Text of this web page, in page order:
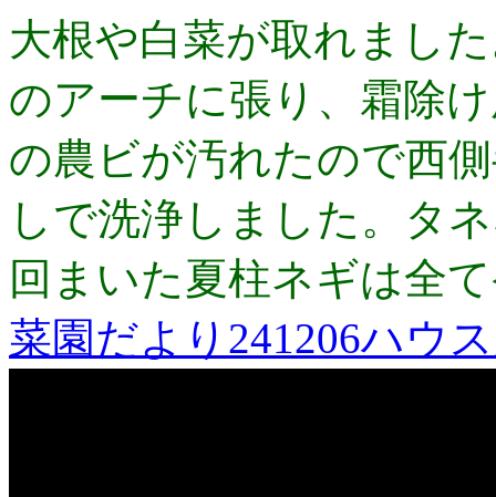
大根や白菜が取れまし
のアーチに張り、霜除
の農ビが汚れたので西
しで洗浄しました。タ
回まいた夏柱ネギは全
菜園だより241206ハウ